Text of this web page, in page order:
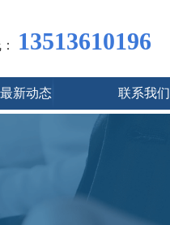
13513610196
最新动态 联系我们